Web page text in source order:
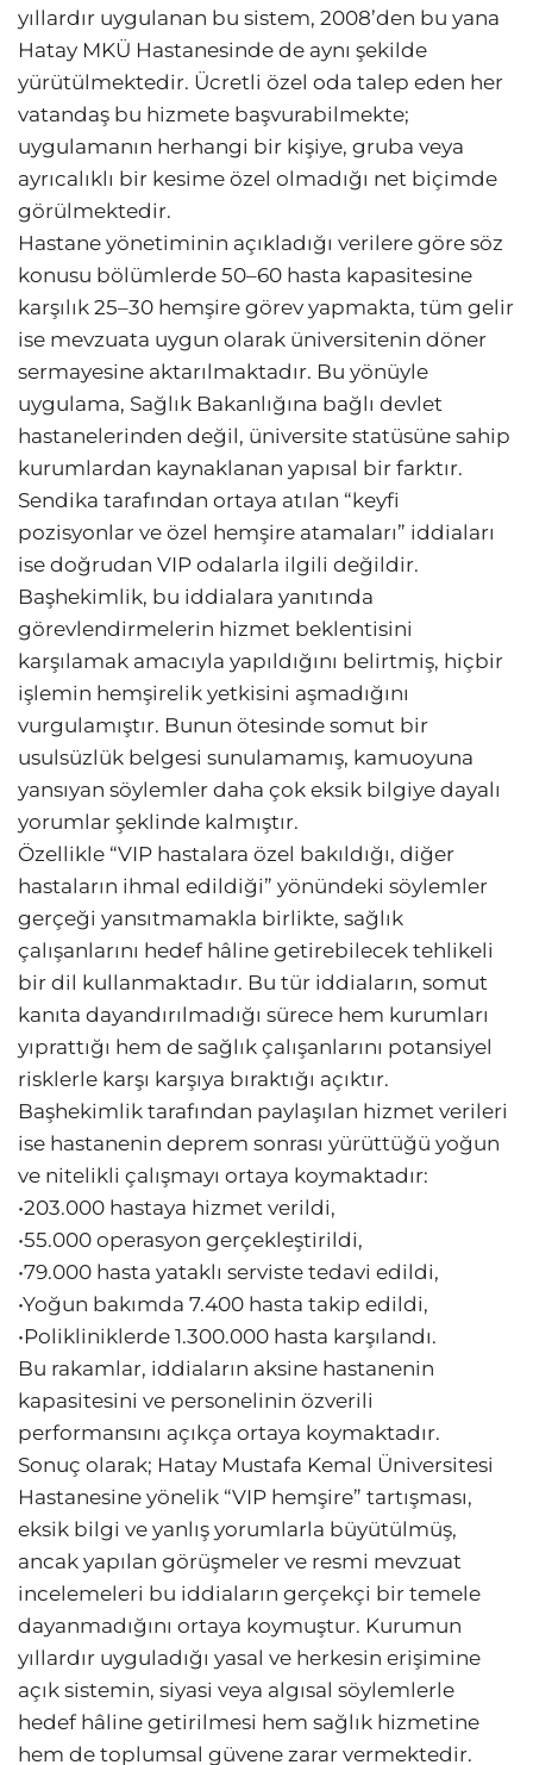
yıllardır uygulanan bu sistem, 2008’den bu yana
Hatay MKÜ Hastanesinde de aynı şekilde
yürütülmektedir. Ücretli özel oda talep eden her
vatandaş bu hizmete başvurabilmekte;
uygulamanın herhangi bir kişiye, gruba veya
ayrıcalıklı bir kesime özel olmadığı net biçimde
görülmektedir.
Hastane yönetiminin açıkladığı verilere göre söz
konusu bölümlerde 50–60 hasta kapasitesine
karşılık 25–30 hemşire görev yapmakta, tüm gelir
ise mevzuata uygun olarak üniversitenin döner
sermayesine aktarılmaktadır. Bu yönüyle
uygulama, Sağlık Bakanlığına bağlı devlet
hastanelerinden değil, üniversite statüsüne sahip
kurumlardan kaynaklanan yapısal bir farktır.
Sendika tarafından ortaya atılan “keyfi
pozisyonlar ve özel hemşire atamaları” iddiaları
ise doğrudan VIP odalarla ilgili değildir.
Başhekimlik, bu iddialara yanıtında
görevlendirmelerin hizmet beklentisini
karşılamak amacıyla yapıldığını belirtmiş, hiçbir
işlemin hemşirelik yetkisini aşmadığını
vurgulamıştır. Bunun ötesinde somut bir
usulsüzlük belgesi sunulamamış, kamuoyuna
yansıyan söylemler daha çok eksik bilgiye dayalı
yorumlar şeklinde kalmıştır.
Özellikle “VIP hastalara özel bakıldığı, diğer
hastaların ihmal edildiği” yönündeki söylemler
gerçeği yansıtmamakla birlikte, sağlık
çalışanlarını hedef hâline getirebilecek tehlikeli
bir dil kullanmaktadır. Bu tür iddiaların, somut
kanıta dayandırılmadığı sürece hem kurumları
yıprattığı hem de sağlık çalışanlarını potansiyel
risklerle karşı karşıya bıraktığı açıktır.
Başhekimlik tarafından paylaşılan hizmet verileri
ise hastanenin deprem sonrası yürüttüğü yoğun
ve nitelikli çalışmayı ortaya koymaktadır:
•203.000 hastaya hizmet verildi,
•55.000 operasyon gerçekleştirildi,
•79.000 hasta yataklı serviste tedavi edildi,
•Yoğun bakımda 7.400 hasta takip edildi,
•Polikliniklerde 1.300.000 hasta karşılandı.
Bu rakamlar, iddiaların aksine hastanenin
kapasitesini ve personelinin özverili
performansını açıkça ortaya koymaktadır.
Sonuç olarak; Hatay Mustafa Kemal Üniversitesi
Hastanesine yönelik “VIP hemşire” tartışması,
eksik bilgi ve yanlış yorumlarla büyütülmüş,
ancak yapılan görüşmeler ve resmi mevzuat
incelemeleri bu iddiaların gerçekçi bir temele
dayanmadığını ortaya koymuştur. Kurumun
yıllardır uyguladığı yasal ve herkesin erişimine
açık sistemin, siyasi veya algısal söylemlerle
hedef hâline getirilmesi hem sağlık hizmetine
hem de toplumsal güvene zarar vermektedir.